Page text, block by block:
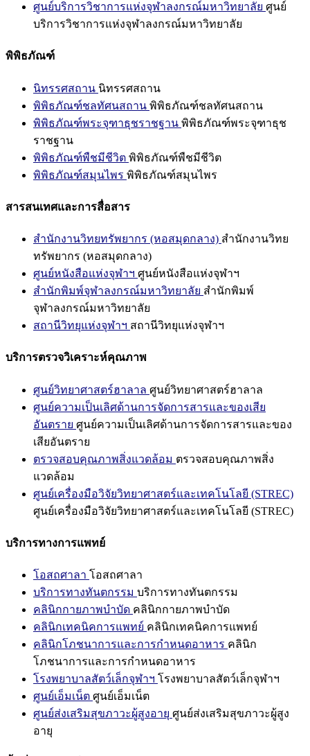
ศูนย์บริการวิชาการแห่งจุฬาลงกรณ์มหาวิทยาลัย ศูนย์
บริการวิชาการแห่งจุฬาลงกรณ์มหาวิทยาลัย
พิพิธภัณฑ์
นิทรรศสถาน นิทรรศสถาน
พิพิธภัณฑ์ชลทัศนสถาน พิพิธภัณฑ์ชลทัศนสถาน
พิพิธภัณฑ์พระจุฑาธุชราชฐาน พิพิธภัณฑ์พระจุฑาธุช
ราชฐาน
พิพิธภัณฑ์พืชมีชีวิต พิพิธภัณฑ์พืชมีชีวิต
พิพิธภัณฑ์สมุนไพร พิพิธภัณฑ์สมุนไพร
สารสนเทศและการสื่อสาร
สำนักงานวิทยทรัพยากร (หอสมุดกลาง) สำนักงานวิทย
ทรัพยากร (หอสมุดกลาง)
ศูนย์หนังสือแห่งจุฬาฯ ศูนย์หนังสือแห่งจุฬาฯ
สำนักพิมพ์จุฬาลงกรณ์มหาวิทยาลัย สำนักพิมพ์
จุฬาลงกรณ์มหาวิทยาลัย
สถานีวิทยุแห่งจุฬาฯ สถานีวิทยุแห่งจุฬาฯ
บริการตรวจวิเคราะห์คุณภาพ
ศูนย์วิทยาศาสตร์ฮาลาล ศูนย์วิทยาศาสตร์ฮาลาล
ศูนย์ความเป็นเลิศด้านการจัดการสารและของเสีย
อันตราย ศูนย์ความเป็นเลิศด้านการจัดการสารและของ
เสียอันตราย
ตรวจสอบคุณภาพสิ่งแวดล้อม ตรวจสอบคุณภาพสิ่ง
แวดล้อม
ศูนย์เครื่องมือวิจัยวิทยาศาสตร์และเทคโนโลยี (STREC)
ศูนย์เครื่องมือวิจัยวิทยาศาสตร์และเทคโนโลยี (STREC)
บริการทางการแพทย์
โอสถศาลา โอสถศาลา
บริการทางทันตกรรม บริการทางทันตกรรม
คลินิกกายภาพบำบัด คลินิกกายภาพบำบัด
คลินิกเทคนิคการแพทย์ คลินิกเทคนิคการแพทย์
คลินิกโภชนาการและการกำหนดอาหาร คลินิก
โภชนาการและการกำหนดอาหาร
โรงพยาบาลสัตว์เล็กจุฬาฯ โรงพยาบาลสัตว์เล็กจุฬาฯ
ศูนย์เอ็มเน็ต ศูนย์เอ็มเน็ต
ศูนย์ส่งเสริมสุขภาวะผู้สูงอายุ ศูนย์ส่งเสริมสุขภาวะผู้สูง
อายุ